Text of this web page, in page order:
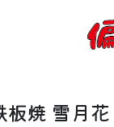
板焼 雪月花